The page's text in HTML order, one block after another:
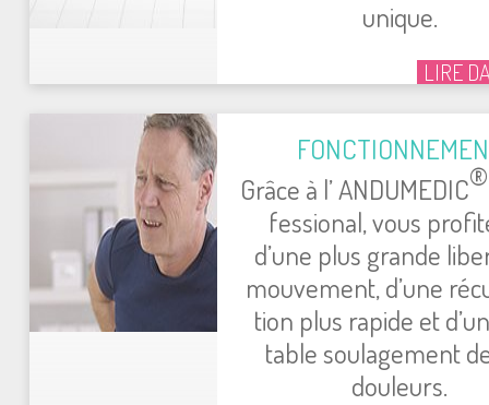
unique.
LIRE
Grâce à l’ ANDUMEDIC®
fes­sio­nal, vous
d’une plus grande
mou­ve­ment, d’une
tion plus rapide et
table sou­la­ge­ment
dou­leurs.